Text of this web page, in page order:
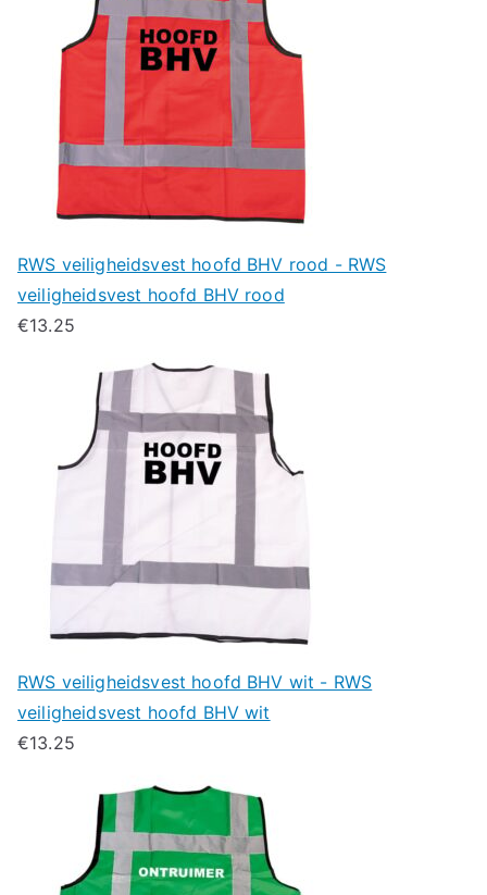
RWS veiligheidsvest hoofd BHV rood - RWS
veiligheidsvest hoofd BHV rood
€13.25
RWS veiligheidsvest hoofd BHV wit - RWS
veiligheidsvest hoofd BHV wit
€13.25